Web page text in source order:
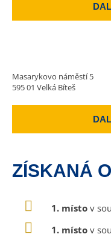
Masarykovo náměstí 5
595 01 Velká Bíteš
ZÍSKANÁ
1. místo v
1. místo v